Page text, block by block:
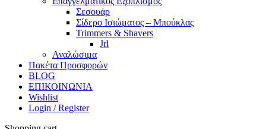
Σεσουάρ
Σίδερο Ισιώματος – Μπούκλας
Trimmers & Shavers
Jrl
Αναλώσιμα
Πακέτα Προσφορών
BLOG
ΕΠΙΚΟΙΝΩΝΙΑ
Wishlist
Login / Register